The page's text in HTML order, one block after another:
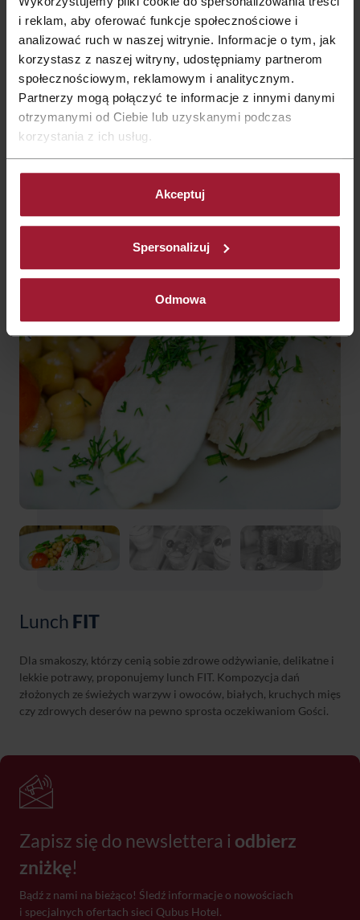
i reklam, aby oferować funkcje społecznościowe i
analizować ruch w naszej witrynie. Informacje o tym, jak
korzystasz z naszej witryny, udostępniamy partnerom
społecznościowym, reklamowym i analitycznym.
Partnerzy mogą połączyć te informacje z innymi danymi
otrzymanymi od Ciebie lub uzyskanymi podczas
korzystania z ich usług.
Akceptuj
Spersonalizuj
Odmowa
świecie jest kuchnia włoska. W ofercie lunchów
konferencyjnych Qubus Hotel proponujemy wyjątkową
kompozycję włoskich smaków. Delikatne sery, świeże ryby czy
prawdziwie makarony to tylko niektóre propozycje dla
miłośników włoskich potraw.
Lunch FIT
Dla smakoszy, którzy cenią sobie zdrowe odżywianie, delikatne i
lekkie potrawy, proponujemy lunch FIT. Kompozycja dań
złożonych ze świeżych warzyw i owoców, białych, kruchych mięs
czy zdrowych deserów na pewno sprosta oczekiwaniom Gości.
Zapisz się do newslettera i odbierz
zniżkę!
Bądź z nami na bieżąco! Śledź informacje o nowościach
i specjalnych ofertach sieci Qubus Hotel.